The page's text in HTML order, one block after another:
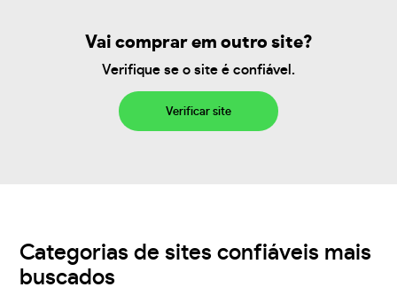
Vai comprar em outro site?
Verifique se o site é confiável.
Verificar site
Categorias de sites confiáveis mais
buscados